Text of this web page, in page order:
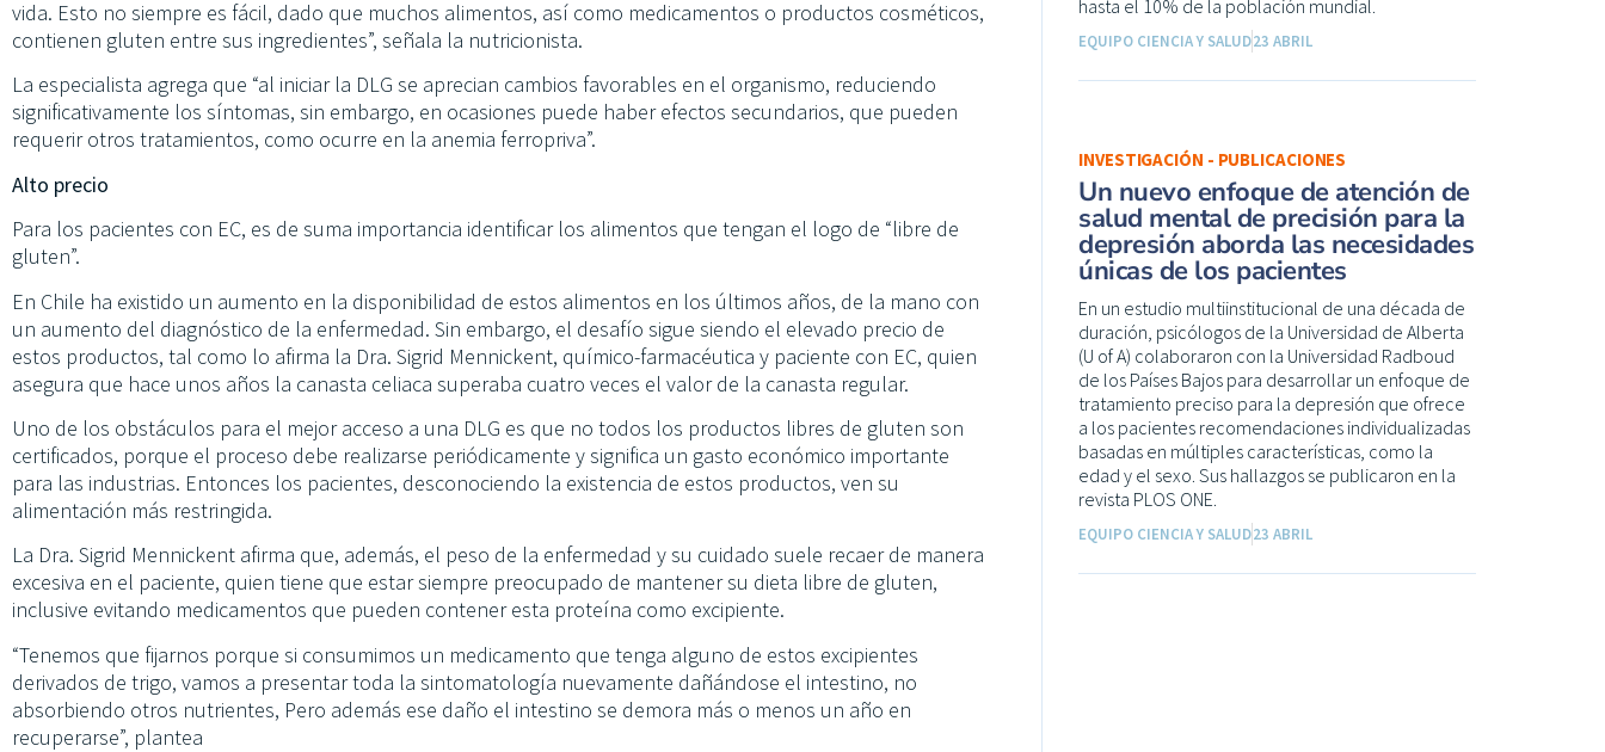
vida. Esto no siempre es fácil, dado que muchos alimentos, así como medicamentos o productos cosméticos,
contienen gluten entre sus ingredientes”, señala la nutricionista.
La especialista agrega que “al iniciar la DLG se aprecian cambios favorables en el organismo, reduciendo
significativamente los síntomas, sin embargo, en ocasiones puede haber efectos secundarios, que pueden
requerir otros tratamientos, como ocurre en la anemia ferropriva”.
Alto precio
Para los pacientes con EC, es de suma importancia identificar los alimentos que tengan el logo de “libre de
gluten”.
En Chile ha existido un aumento en la disponibilidad de estos alimentos en los últimos años, de la mano con
un aumento del diagnóstico de la enfermedad. Sin embargo, el desafío sigue siendo el elevado precio de
estos productos, tal como lo afirma la Dra. Sigrid Mennickent, químico-farmacéutica y paciente con EC, quien
asegura que hace unos años la canasta celiaca superaba cuatro veces el valor de la canasta regular.
Uno de los obstáculos para el mejor acceso a una DLG es que no todos los productos libres de gluten son
certificados, porque el proceso debe realizarse periódicamente y significa un gasto económico importante
para las industrias. Entonces los pacientes, desconociendo la existencia de estos productos, ven su
alimentación más restringida.
La Dra. Sigrid Mennickent afirma que, además, el peso de la enfermedad y su cuidado suele recaer de manera
excesiva en el paciente, quien tiene que estar siempre preocupado de mantener su dieta libre de gluten,
inclusive evitando medicamentos que pueden contener esta proteína como excipiente.
“Tenemos que fijarnos porque si consumimos un medicamento que tenga alguno de estos excipientes
derivados de trigo, vamos a presentar toda la sintomatología nuevamente dañándose el intestino, no
absorbiendo otros nutrientes, Pero además ese daño el intestino se demora más o menos un año en
recuperarse”, plantea
hasta el 10% de la población mundial.
EQUIPO CIENCIA Y SALUD23 ABRIL
INVESTIGACIÓN - PUBLICACIONES
Un nuevo enfoque de atención de
salud mental de precisión para la
depresión aborda las necesidades
únicas de los pacientes
En un estudio multiinstitucional de una década de
duración, psicólogos de la Universidad de Alberta
(U of A) colaboraron con la Universidad Radboud
de los Países Bajos para desarrollar un enfoque de
tratamiento preciso para la depresión que ofrece
a los pacientes recomendaciones individualizadas
basadas en múltiples características, como la
edad y el sexo. Sus hallazgos se publicaron en la
revista PLOS ONE.
EQUIPO CIENCIA Y SALUD23 ABRIL